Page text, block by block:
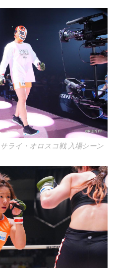
ライ・オロスコ戦 入場シーン